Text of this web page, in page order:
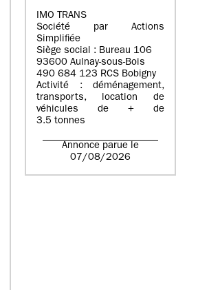
IMO TRANS
Société par Actions
Simplifiée
Siège social : Bureau 106
93600 Aulnay-sous-Bois
490 684 123 RCS Bobigny
Activité : déménagement,
transports, location de
véhicules de + de
3.5 tonnes
Annonce parue le
07/08/2026